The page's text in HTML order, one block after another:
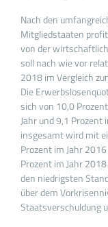
Nach den
Mitgliedstaaten
von der
soll nach wie vor
2018 im Vergleich
Die
sich von 10,0
Jahr und 9,1 Prozent
insgesamt wird mit
Prozent im Jahr
Prozent im Jahr
den niedrigsten
über dem
Staatsverschuldung